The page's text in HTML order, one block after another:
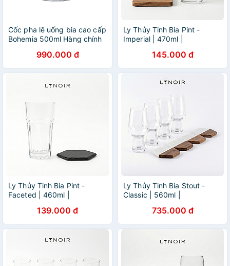
Cốc pha lê uống bia cao cấp
Bohemia 500ml Hàng chính
990.000 đ
Ly Thủy Tinh Bia Pint -
Imperial | 470ml |
145.000 đ
Ly Thủy Tinh Bia Pint -
Faceted | 460ml |
139.000 đ
Ly Thủy Tinh Bia Stout -
Classic | 560ml |
735.000 đ